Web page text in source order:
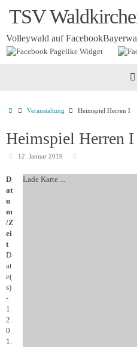
InhaltTSV
Volleywald auf Facebook
Startseite
Veranstaltung Heimspiel Herren I
Heimspiel Herren I
12. Januar 2019
Lade Karte ...
D
at
u
m
/Z
ei
t
D
at
e(
s)
-
1
2.
0
1.